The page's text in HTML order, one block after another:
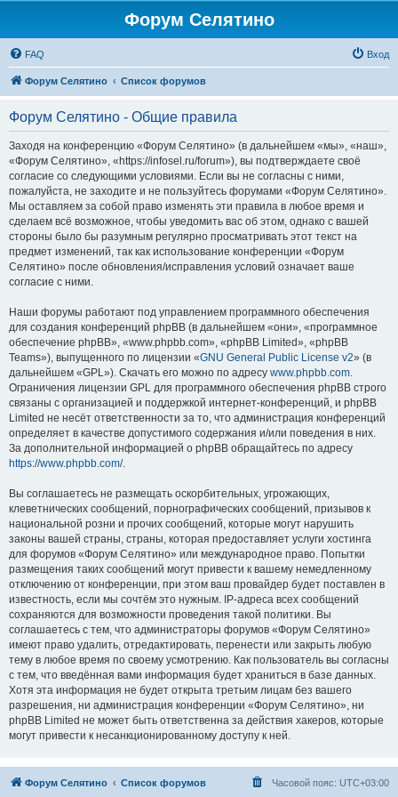
Форум Селятино
FAQ Вход
Форум Селятино Список форумов
Форум Селятино - Общие правила
Заходя на конференцию «Форум Селятино» (в дальнейшем «мы», «наш»,
«Форум Селятино», «https://infosel.ru/forum»), вы подтверждаете своё
согласие со следующими условиями. Если вы не согласны с ними,
пожалуйста, не заходите и не пользуйтесь форумами «Форум Селятино».
Мы оставляем за собой право изменять эти правила в любое время и
сделаем всё возможное, чтобы уведомить вас об этом, однако с вашей
стороны было бы разумным регулярно просматривать этот текст на
предмет изменений, так как использование конференции «Форум
Селятино» после обновления/исправления условий означает ваше
согласие с ними.
Наши форумы работают под управлением программного обеспечения
для создания конференций phpBB (в дальнейшем «они», «программное
обеспечение phpBB», «www.phpbb.com», «phpBB Limited», «phpBB
Teams»), выпущенного по лицензии «GNU General Public License v2» (в
дальнейшем «GPL»). Скачать его можно по адресу www.phpbb.com.
Ограничения лицензии GPL для программного обеспечения phpBB строго
связаны с организацией и поддержкой интернет-конференций, и phpBB
Limited не несёт ответственности за то, что администрация конференций
определяет в качестве допустимого содержания и/или поведения в них.
За дополнительной информацией о phpBB обращайтесь по адресу
https://www.phpbb.com/.
Вы соглашаетесь не размещать оскорбительных, угрожающих,
клеветнических сообщений, порнографических сообщений, призывов к
национальной розни и прочих сообщений, которые могут нарушить
законы вашей страны, страны, которая предоставляет услуги хостинга
для форумов «Форум Селятино» или международное право. Попытки
размещения таких сообщений могут привести к вашему немедленному
отключению от конференции, при этом ваш провайдер будет поставлен в
известность, если мы сочтём это нужным. IP-адреса всех сообщений
сохраняются для возможности проведения такой политики. Вы
соглашаетесь с тем, что администраторы форумов «Форум Селятино»
имеют право удалить, отредактировать, перенести или закрыть любую
тему в любое время по своему усмотрению. Как пользователь вы согласны
с тем, что введённая вами информация будет храниться в базе данных.
Хотя эта информация не будет открыта третьим лицам без вашего
разрешения, ни администрация конференции «Форум Селятино», ни
phpBB Limited не может быть ответственна за действия хакеров, которые
могут привести к несанкционированному доступу к ней.
Форум Селятино Список форумов Часовой пояс: UTC+03:00